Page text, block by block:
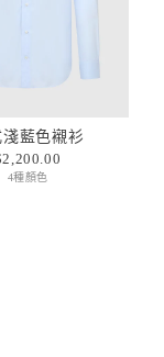
淺藍色襯衫
4種顏色